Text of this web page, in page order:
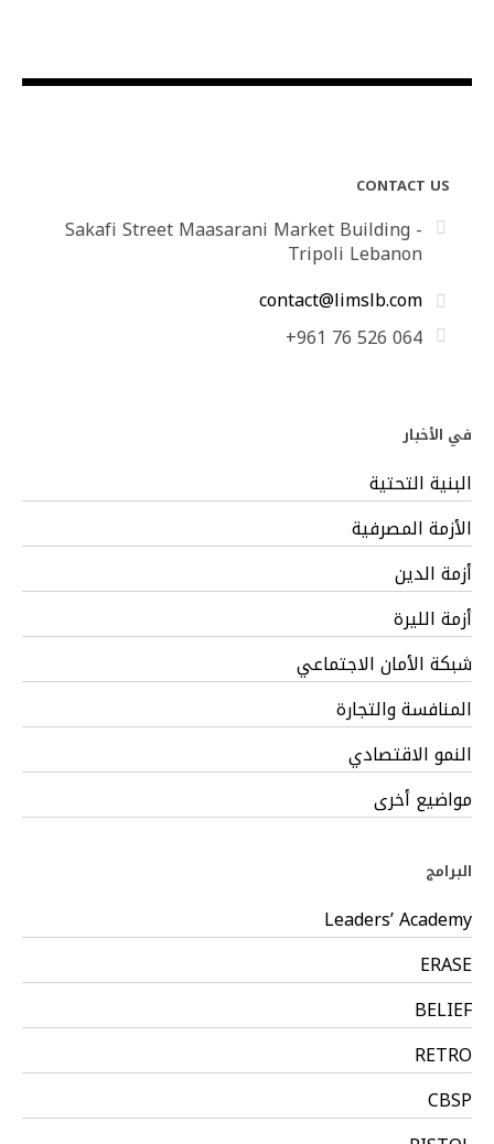
CONTACT US
Sakafi Street Maasarani Market Building -
Tripoli Lebanon
contact@limslb.com
+961 76 526 064
في الأخبار
البنية التحتية
الأزمة المصرفية
أزمة الدين
أزمة الليرة
شبكة الأمان الاجتماعي
المنافسة والتجارة
النمو الاقتصادي
مواضيع أخرى
البرامج
Leaders’ Academy
ERASE
BELIEF
RETRO
CBSP